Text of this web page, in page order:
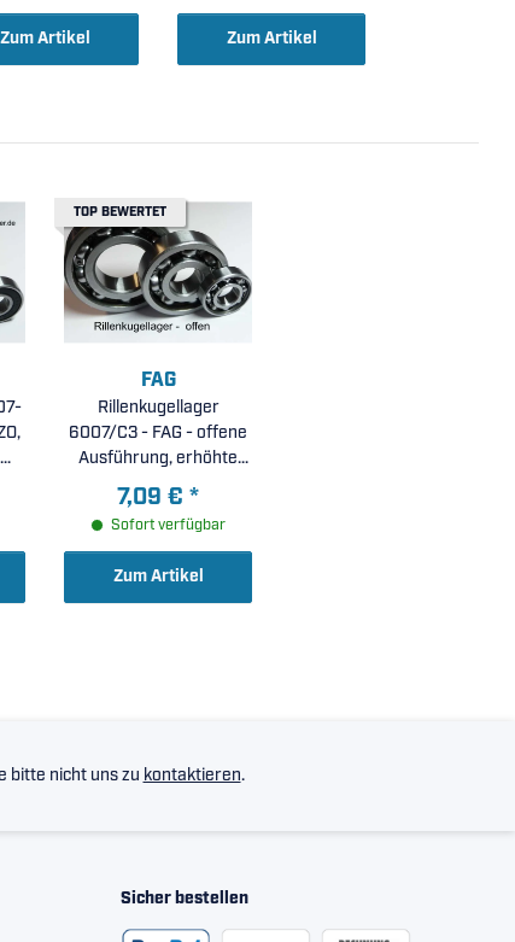
Zum Artikel Zum Artikel
TOP BEWERTET
FAG
Rillenkugellager
6007/C3 - FAG - offene
Ausführung, erhöhte
radiale Lagerluft C3 (
35x62x14mm )
7,09 € *
Sofort verfügbar
Zum Artikel
bitte nicht uns zu kontaktieren.
Sicher bestellen